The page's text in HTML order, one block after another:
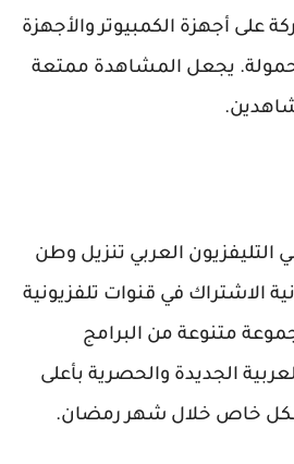
على أجهزة الكمبيوتر والأجهزة
يجعل المشاهدة ممتعة
التليفزيون العربي تنزيل وطن
الاشتراك في قنوات تلفزيونية
متنوعة من البرامج
الجديدة والحصرية بأعلى
خاص خلال شهر رمضان.